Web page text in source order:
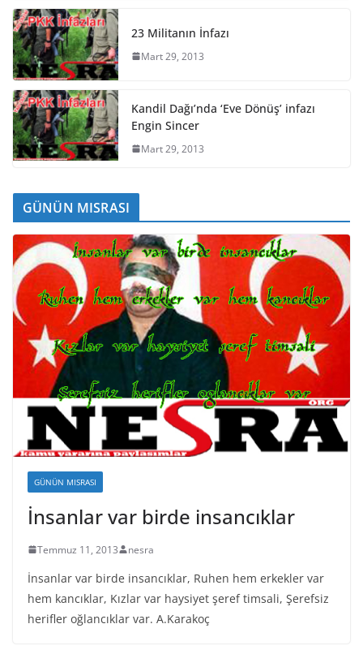
23 Militanın İnfazı
Mart 29, 2013
Kandil Dağı’nda ‘Eve Dönüş’ infazı
Engin Sincer
Mart 29, 2013
GÜNÜN MISRASI
GÜNÜN MISRASI
İnsanlar var birde insancıklar
Temmuz 11, 2013 nesra
İnsanlar var birde insancıklar, Ruhen hem erkekler var
hem kancıklar, Kızlar var haysiyet şeref timsali, Şerefsiz
herifler oğlancıklar var. A.Karakoç